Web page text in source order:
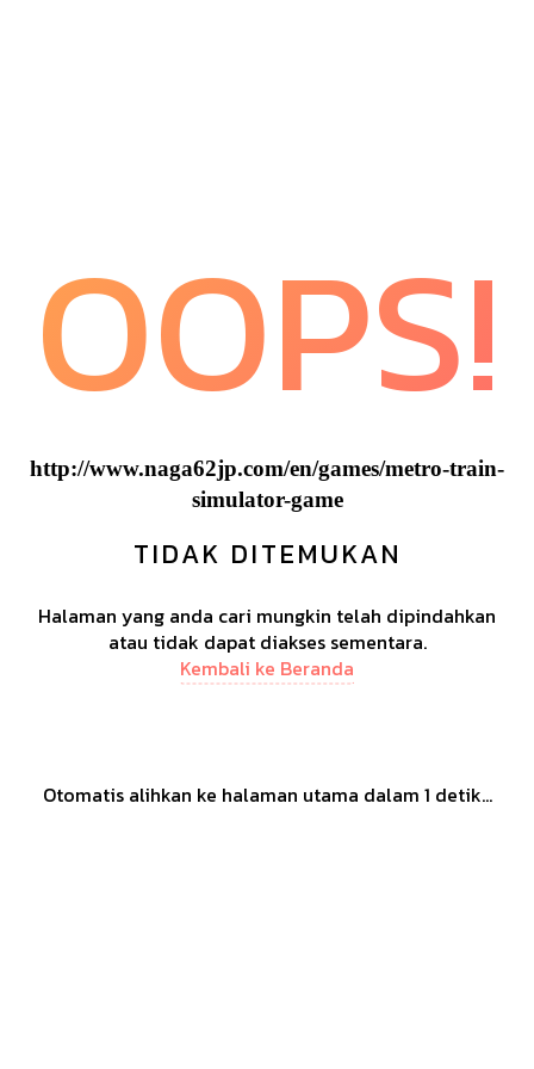
OOPS!
http://www.naga62jp.com/en/games/metro-train-
simulator-game
TIDAK DITEMUKAN
Halaman yang anda cari mungkin telah dipindahkan
atau tidak dapat diakses sementara.
Kembali ke Beranda
Otomatis alihkan ke halaman utama dalam 1 detik...